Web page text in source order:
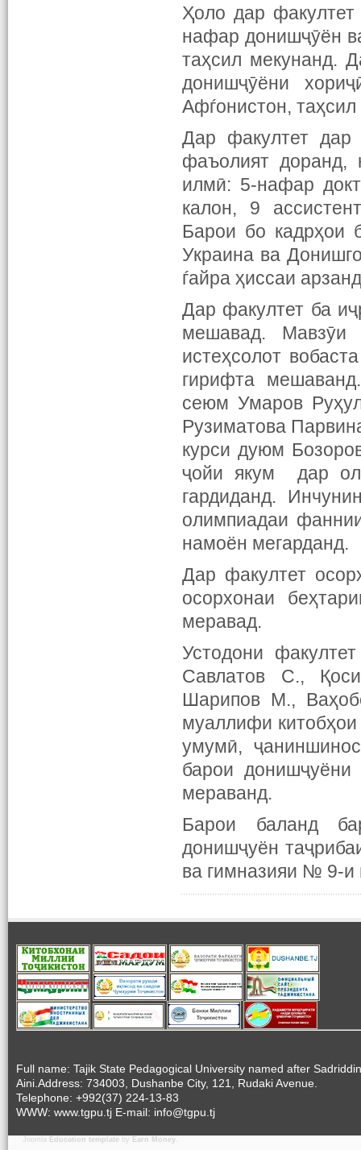
Ҳоло дар
нафар донишҷӯён
таҳсил мекунанд.
донишҷӯёни
Афѓонистон,
Дар факултет дар
фаъолият
илмӣ: 5-нафар
калон, 9
Барои бо кадрҳои
Украина ва
ѓайра ҳиссаи
Дар факултет ба
мешавад. Мавзӯи
истеҳсолот
гирифта
сеюм Умаров
Рузиматова
курси дуюм
ҷойи якум дар
гардиданд.
олимпиадаи
намоён мегарданд.
Дар факултет
осорхонаи
меравад.
Устодони
Савлатов С.,
Шарипов М.,
муаллифи китобҳои
умумӣ,
барои
мераванд.
Барои баланд
донишҷуён
ва гимназияи № 9-
Full name: Tajik State Pedagogical University named after Sadriddin
Aini.Address: 734003, Dushanbe City, 121, Rudaki Avenue.
Telephone: +992(37) 224-13-83
WWW: www.tgpu.tj E-mail: info@tgpu.tj
Joomla Education template by Earn Money.